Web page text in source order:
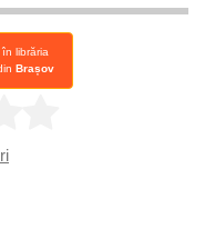
în librăria
Brașov